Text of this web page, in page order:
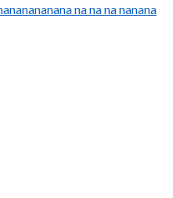
na na na nanana